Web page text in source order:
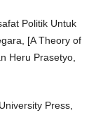
Politik Untuk
[A Theory of
Heru Prasetyo,
Press,